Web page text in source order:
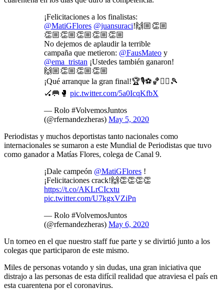
¡Felicitaciones a los finalistas:
@MatiGFlores @juansuraci!🙌🏼👏🏼
👏🏼👏🏼👏🏼👏🏼👏🏼
No dejemos de aplaudir la terrible
campaña que metieron: @FausMateo y
@ema_tristan ¡Ustedes también ganaron!
🙌🏼👏🏼👏🏼👏🏼
¡Qué arranque la gran final!🏆🎙️⚽🏀🚴‍♀️🎾
🏑🥅🥊 pic.twitter.com/5a0IcqKfbX
— Rolo #VolvemosJuntos
(@rfernandezheras) May 5, 2020
Periodistas y muchos deportistas tanto nacionales como
internacionales se sumaron a este Mundial de Periodistas que tuvo
como ganador a Matías Flores, colega de Canal 9.
¡Dale campeón @MatiGFlores !
¡Felicitaciones crack!🙌👏👏👏👏
https://t.co/AKLrCIcxtu
pic.twitter.com/U7kgxVZiPn
— Rolo #VolvemosJuntos
(@rfernandezheras) May 6, 2020
Un torneo en el que nuestro staff fue parte y se divirtió junto a los
colegas que participaron de este mismo.
Miles de personas votando y sin dudas, una gran iniciativa que
distrajo a las personas de esta difícil realidad que atraviesa el país en
esta cuarentena por el coronavirus.